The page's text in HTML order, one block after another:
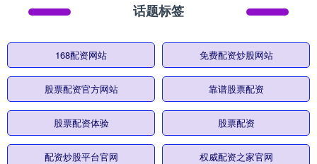
话题标签
168配资网站 免费配资炒股网站
股票配资官方网站 靠谱股票配资
股票配资体验 股票配资
配资炒股平台官网 权威配资之家官网